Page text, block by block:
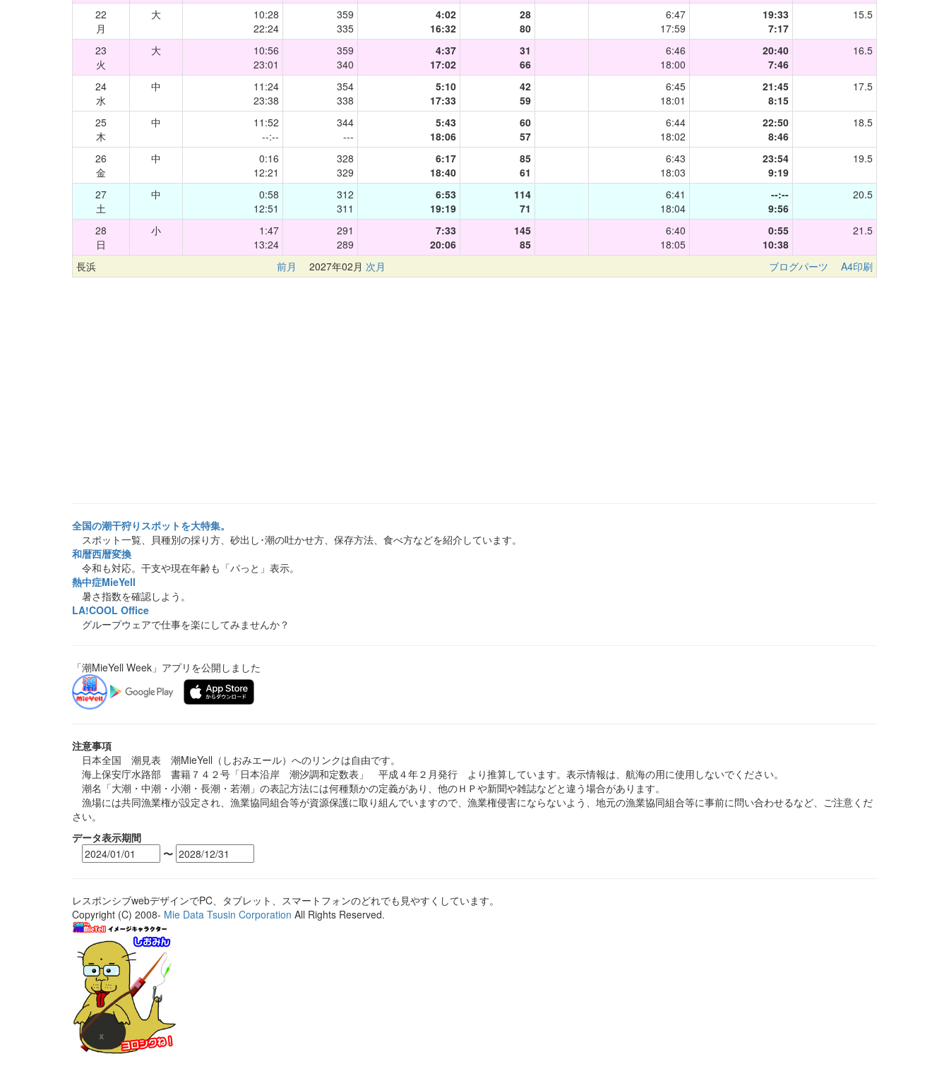
22
月
大
10:28
22:24
359
335
4:02
16:32
28
80
6:47
17:59
19:33
7:17
15.5
23
火
大
10:56
23:01
359
340
4:37
17:02
31
66
6:46
18:00
20:40
7:46
16.5
24
水
中
11:24
23:38
354
338
5:10
17:33
42
59
6:45
18:01
21:45
8:15
17.5
25
木
中
11:52
--:--
344
---
5:43
18:06
60
57
6:44
18:02
22:50
8:46
18.5
26
金
中
0:16
12:21
328
329
6:17
18:40
85
61
6:43
18:03
23:54
9:19
19.5
27
土
中
0:58
12:51
312
311
6:53
19:19
114
71
6:41
18:04
--:--
9:56
20.5
28
日
小
1:47
13:24
291
289
7:33
20:06
145
85
6:40
18:05
0:55
10:38
21.5
長浜 前月 2027年02月 次月 ブログパーツ A4印刷
全国の潮干狩りスポットを大特集。
スポット一覧、貝種別の採り方、砂出し･潮の吐かせ方、保存方法、食べ方などを紹介しています。
和暦西暦変換
令和も対応。干支や現在年齢も「パっと」表示。
熱中症MieYell
暑さ指数を確認しよう。
LA!COOL Office
グループウェアで仕事を楽にしてみませんか？
「潮MieYell Week」アプリを公開しました
注意事項
日本全国 潮見表 潮MieYell（しおみエール）へのリンクは自由です。
海上保安庁水路部 書籍７４２号「日本沿岸 潮汐調和定数表」 平成４年２月発行 より推算しています。表示情報は、航海の用に使用しないでください。
潮名「大潮・中潮・小潮・長潮・若潮」の表記方法には何種類かの定義があり、他のＨＰや新聞や雑誌などと違う場合があります。
漁場には共同漁業権が設定され、漁業協同組合等が資源保護に取り組んでいますので、漁業権侵害にならないよう、地元の漁業協同組合等に事前に問い合わせるなど、ご注意くだ
さい。
データ表示期間
〜
レスポンシブwebデザインでPC、タブレット、スマートフォンのどれでも見やすくしています。
Copyright (C) 2008- Mie Data Tsusin Corporation All Rights Reserved.